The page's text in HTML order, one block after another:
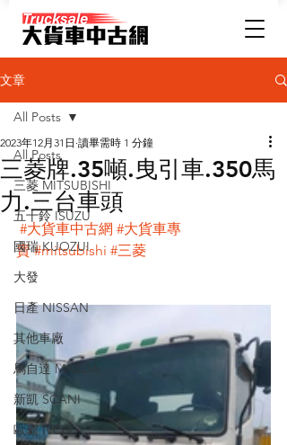
文章
All Posts
三菱 MITSUBISHI
五十鈴 ISUZU
國瑞 KUOZUI
大發
日產 NISSAN
其他車廠
馬自達 MAZDA
新凱 SCANI
歐霸 IVCO
All Posts
三菱牌.35噸.曳引車.350馬
力.三台車頭
2023年12月31日 讀畢需時 1 分鐘
#大貨車中古網 #大貨車專
賣 #mitsubishi #三菱